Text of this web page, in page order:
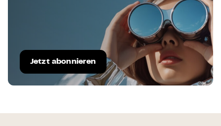
Jetzt abonnieren